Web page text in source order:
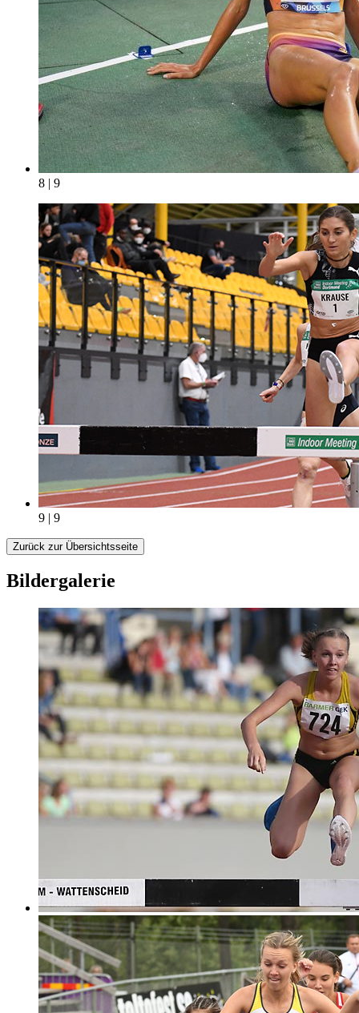
8 | 9
9 | 9
Zurück zur Übersichtsseite
Bildergalerie